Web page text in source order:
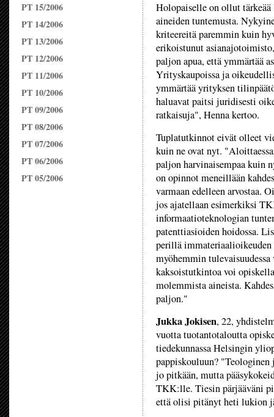
PT 15/2006
PT 14/2006
PT 13/2006
PT 12/2006
PT 11/2006
PT 10/2006
PT 09/2006
PT 08/2006
PT 07/2006
PT 06/2006
PT 05/2006
Holopaiselle on ollut
aineiden tuntemusta.
kriteereitä paremmin kuin
erikoistunut
paljon apua, että ymmärtää
Yrityskaupoissa ja
ymmärtää yrityksen
haluavat paitsi juridisesti
ratkaisuja", Henna kertoo.
Tuplatutkinnot eivät olleet
kuin ne ovat nyt.
paljon harvinaisempaa kuin
on opinnot meneillään
varmaan edelleen arvostaa.
jos ajatellaan esimerkiksi
informaatioteknologian
patenttiasioiden hoidossa.
perillä
myöhemmin
kaksoistutkintoa voi
molemmista aineista.
paljon."
Jukka Jokisen, 22,
vuotta tuotantotaloutta
tiedekunnassa Helsingin
pappiskouluun?
jo pitkään, mutta
TKK:lle. Tiesin pärjääväni
että olisi pitänyt heti lukion